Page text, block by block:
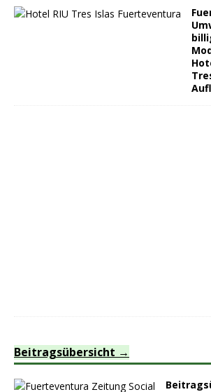
Beitragsübersicht